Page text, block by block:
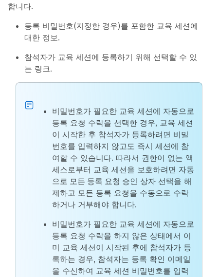
합니다.
등록 비밀번호(지정한 경우)를 포함한 교육 세션에
대한 정보.
참석자가 교육 세션에 등록하기 위해 선택할 수 있
는 링크.
비밀번호가 필요한 교육 세션에 자동으로
등록 요청 수락을 선택한 경우, 교육 세션
이 시작한 후 참석자가 등록하려면 비밀
번호를 입력하지 않고도 즉시 세션에 참
여할 수 있습니다. 따라서 권한이 없는 액
세스로부터 교육 세션을 보호하려면 자동
으로 모든 등록 요청 승인 상자 선택을 해
제하고 모든 등록 요청을 수동으로 수락
하거나 거부해야 합니다.
비밀번호가 필요한 교육 세션에 자동으로
등록 요청 수락을 하지 않은 상태에서 이
미 교육 세션이 시작된 후에 참석자가 등
록하는 경우, 참석자는 등록 확인 이메일
을 수신하여 교육 세션 비밀번호를 입력